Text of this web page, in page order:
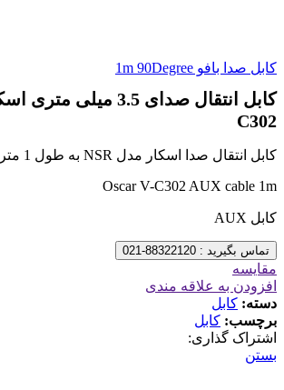
کابل صدا بافو 1m 90Degree
C302
کابل انتقال صدا اسکار مدل NSR به طول 1 متر
Oscar V-C302 AUX cable 1m
کابل AUX
تماس بگیرید : 88322120-021
مقایسه
افزودن به علاقه مندی
دسته: کابل
برچسب: کابل
اشتراک گذاری:
بستن